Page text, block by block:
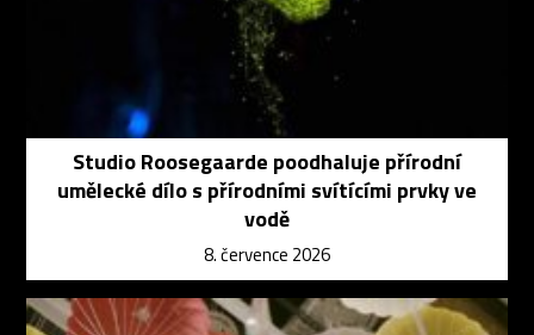
Studio Roosegaarde poodhaluje přírodní
umělecké dílo s přírodními svítícími prvky ve
vodě
8. července 2026